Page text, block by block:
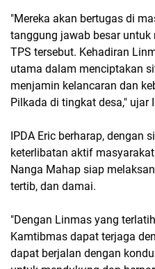
"Mereka akan bertugas di
tanggung jawab besar
TPS tersebut. Kehadiran
utama dalam menciptakan
menjamin kelancaran dan
Pilkada di tingkat desa," ujar
IPDA Eric berharap, dengan
keterlibatan aktif
Nanga Mahap siap
tertib, dan damai.
"Dengan Linmas yang
Kamtibmas dapat terjaga
dapat berjalan dengan